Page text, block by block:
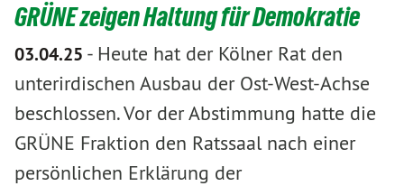
GRÜNE zeigen Haltung für Demokratie
03.04.25 - Heute hat der Kölner Rat den
unterirdischen Ausbau der Ost-West-Achse
beschlossen. Vor der Abstimmung hatte die
GRÜNE Fraktion den Ratssaal nach einer
persönlichen Erklärung der